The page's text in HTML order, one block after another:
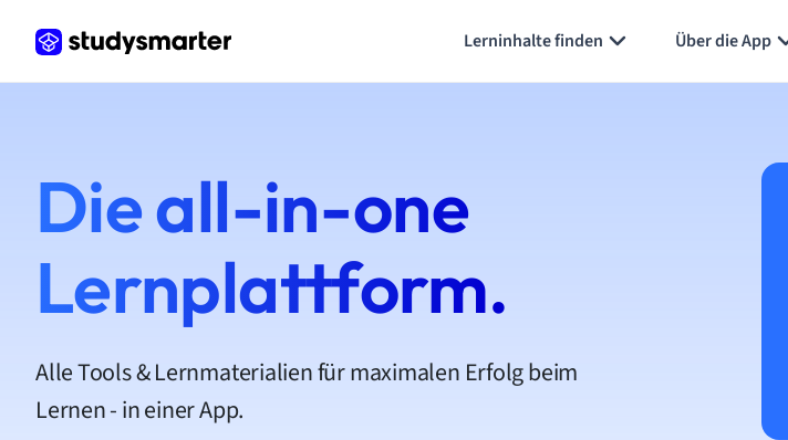
Lerninhalte finden Über die App
Die all-in-one
Lernplattform.
Alle Tools & Lernmaterialien für maximalen Erfolg beim
Lernen - in einer App.